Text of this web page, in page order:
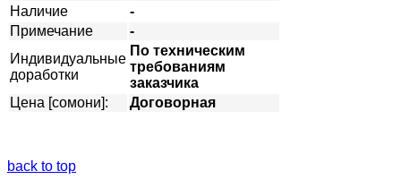
Наличие
-
Примечание
-
Индивидуальные
доработки
По техническим
требованиям
заказчика
Цена [сомони]:
Договорная
back to top